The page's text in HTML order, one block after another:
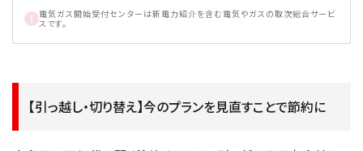
電気ガス開始受付センターは新電力紹介を含む電気やガスの取次総合サービ
スです。
【引っ越し・切り替え】今のプランを見直すことで節約に